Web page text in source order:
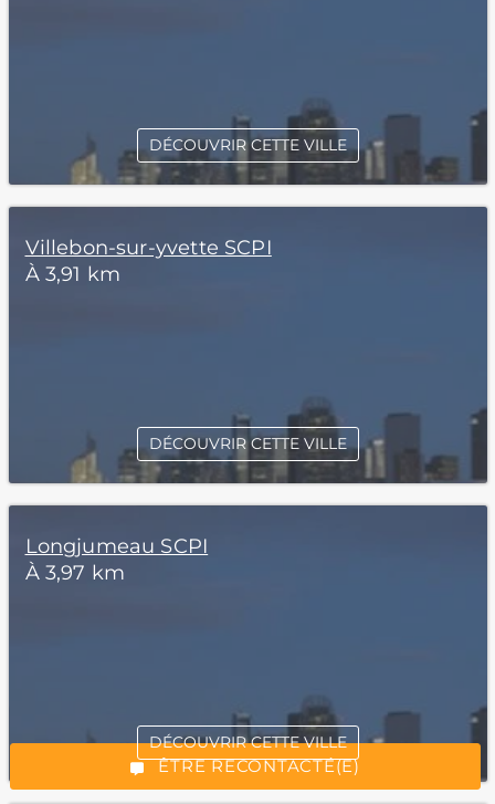
“Excellent”, 165 avis
ÊTRE RECONTACTÉ(E)
DÉCOUVRIR CETTE VILLE
Villebon-sur-yvette SCPI
À 3,91 km
DÉCOUVRIR CETTE VILLE
Longjumeau SCPI
À 3,97 km
DÉCOUVRIR CETTE VILLE